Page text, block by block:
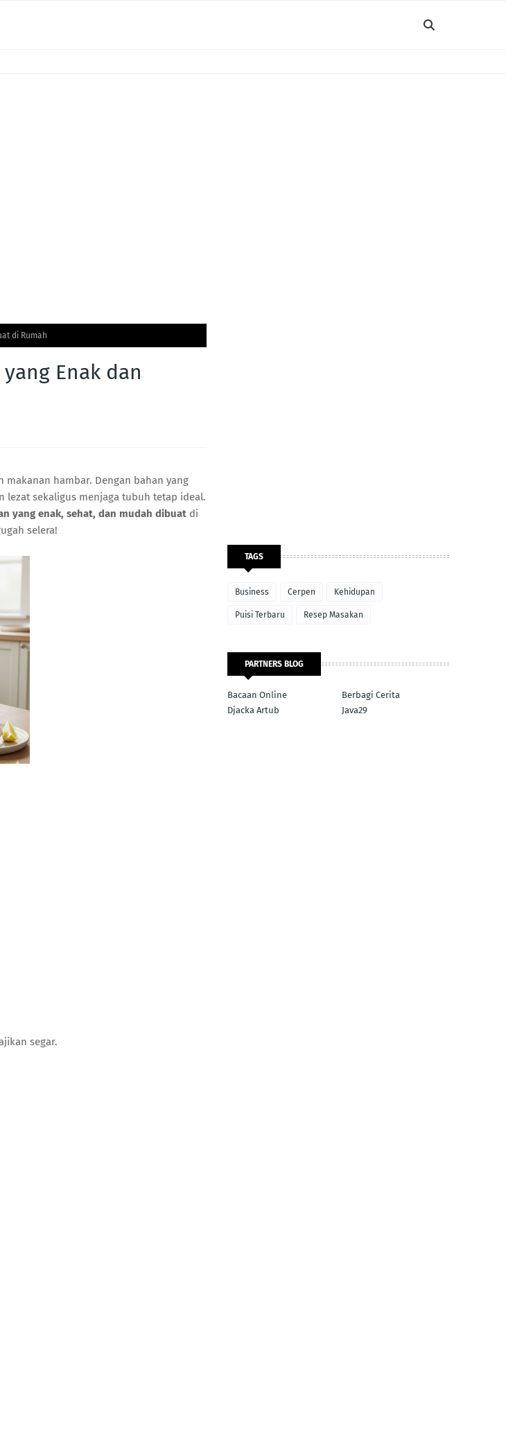
di Rumah
Enak dan
hambar. Dengan bahan yang
lezat sekaligus menjaga tubuh tetap ideal.
yang enak, sehat, dan mudah dibuat di
selera!
segar.
TAGS
Business Cerpen Kehidupan
Puisi Terbaru Resep Masakan
PARTNERS BLOG
Bacaan Online
Berbagi Cerita
Djacka Artub
Java29